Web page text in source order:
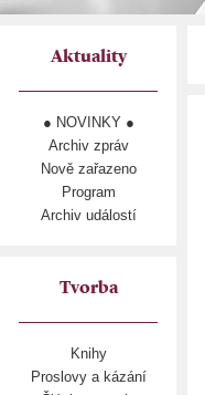
Aktuality
● NOVINKY ●
Archiv zpráv
Nově zařazeno
Program
Archiv událostí
Tvorba
Knihy
Proslovy a kázání